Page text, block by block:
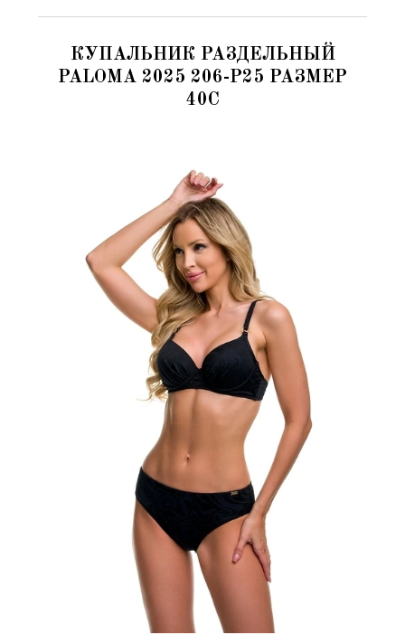
Бренды
КУПАЛЬНИК РАЗДЕЛЬНЫЙ
PALOMA 2025 206-P25 РАЗМЕР
40C